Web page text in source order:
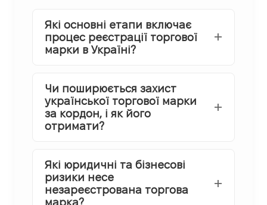
Які основні етапи включає
процес реєстрації торгової
марки в Україні?
Чи поширюється захист
української торгової марки
за кордон, і як його
отримати?
Які юридичні та бізнесові
ризики несе
незареєстрована торгова
марка?